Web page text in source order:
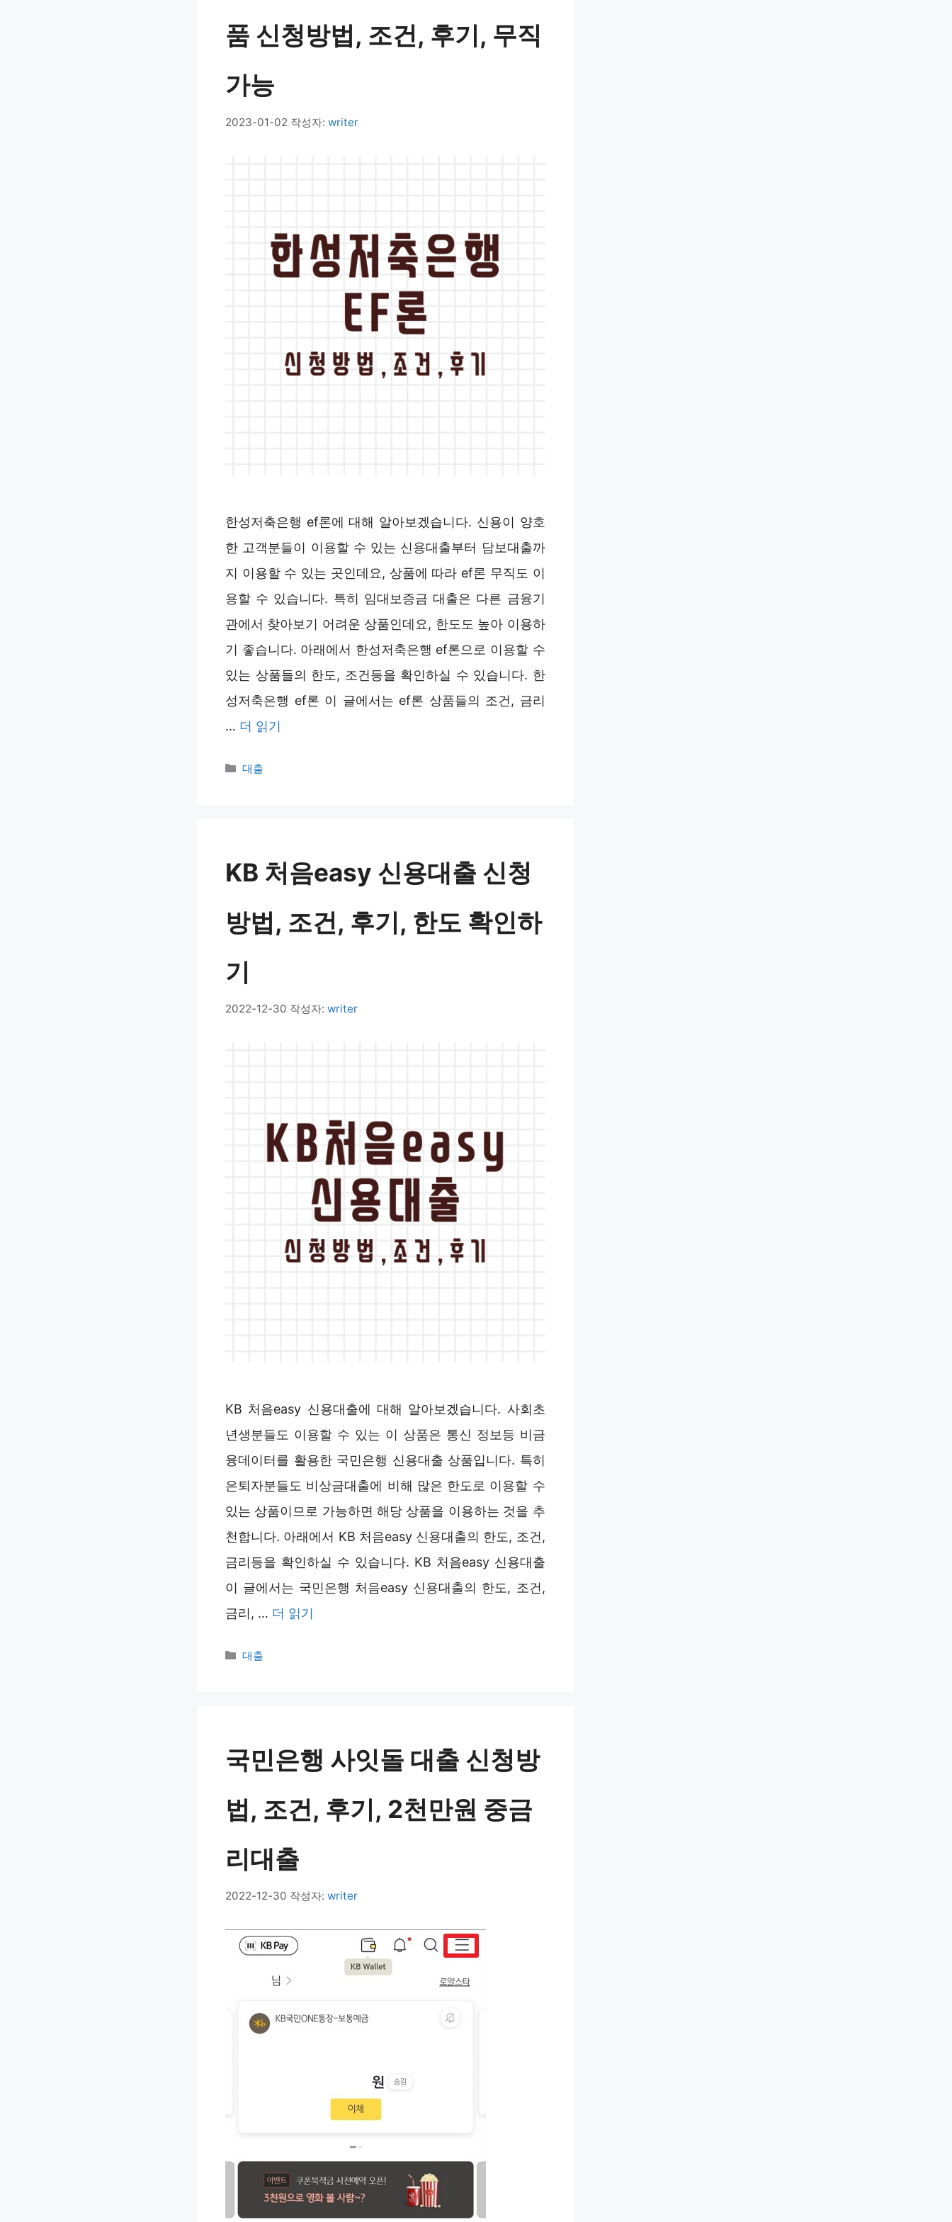
품 신청방법, 조건, 후기, 무직
가능
2023-01-02 작성자: writer
한성저축은행 ef론에 대해 알아보겠습니다. 신용이 양호
한 고객분들이 이용할 수 있는 신용대출부터 담보대출까
지 이용할 수 있는 곳인데요, 상품에 따라 ef론 무직도 이
용할 수 있습니다. 특히 임대보증금 대출은 다른 금융기
관에서 찾아보기 어려운 상품인데요, 한도도 높아 이용하
기 좋습니다. 아래에서 한성저축은행 ef론으로 이용할 수
있는 상품들의 한도, 조건등을 확인하실 수 있습니다. 한
성저축은행 ef론 이 글에서는 ef론 상품들의 조건, 금리
… 더 읽기
카
대출
KB 처음easy 신용대출 신청
방법, 조건, 후기, 한도 확인하
기
2022-12-30 작성자: writer
KB 처음easy 신용대출에 대해 알아보겠습니다. 사회초
년생분들도 이용할 수 있는 이 상품은 통신 정보등 비금
융데이터를 활용한 국민은행 신용대출 상품입니다. 특히
은퇴자분들도 비상금대출에 비해 많은 한도로 이용할 수
있는 상품이므로 가능하면 해당 상품을 이용하는 것을 추
천합니다. 아래에서 KB 처음easy 신용대출의 한도, 조건,
금리등을 확인하실 수 있습니다. KB 처음easy 신용대출
이 글에서는 국민은행 처음easy 신용대출의 한도, 조건,
금리, … 더 읽기
카
대출
국민은행 사잇돌 대출 신청방
법, 조건, 후기, 2천만원 중금
리대출
2022-12-30 작성자: writer